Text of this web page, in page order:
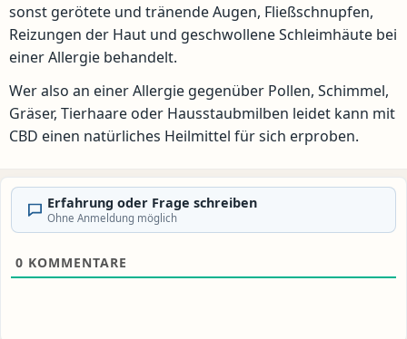
sonst gerötete und tränende Augen, Fließschnupfen,
Reizungen der Haut und geschwollene Schleimhäute bei
einer Allergie behandelt.
Wer also an einer Allergie gegenüber Pollen, Schimmel,
Gräser, Tierhaare oder Hausstaubmilben leidet kann mit
CBD einen natürliches Heilmittel für sich erproben.
Erfahrung oder Frage schreiben
Ohne Anmeldung möglich
0 KOMMENTARE